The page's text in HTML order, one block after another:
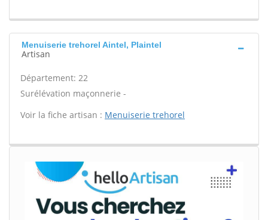
Menuiserie trehorel Aintel, Plaintel
Artisan
Département: 22
Surélévation maçonnerie -
Voir la fiche artisan : Menuiserie trehorel